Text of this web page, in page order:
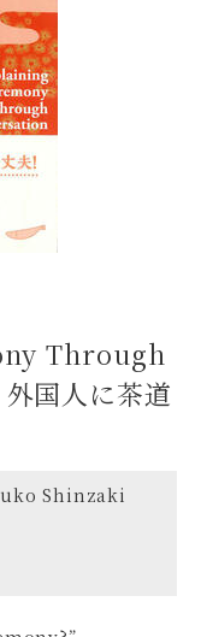
Through
国人に茶道
Shinzaki